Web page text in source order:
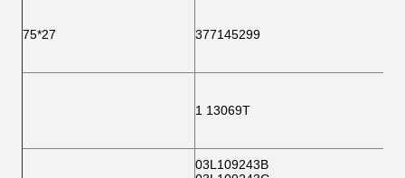
75*27 377145299
1 13069T
03L109243B